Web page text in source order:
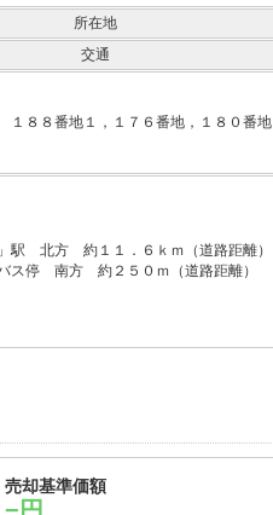
所在地
交通
８８番地１，１７６番地，１８０番地
駅 北方 約１１．６ｋｍ（道路距離）
ス停 南方 約２５０ｍ（道路距離）
売却基準価額